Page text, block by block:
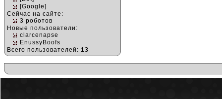
[Google]
Сейчас на сайте:
3 роботов
Новые пользователи:
clarcenapse
EnussyBoofs
Всего пользователей: 13